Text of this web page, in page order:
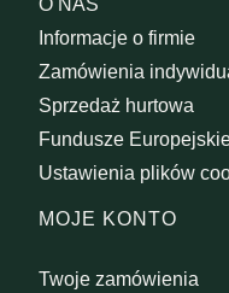
O NAS
Informacje o firmie
Zamówienia
Sprzedaż hurtowa
Fundusze
Ustawienia plików
MOJE KONTO
Twoje zamówienia